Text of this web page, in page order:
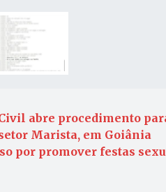
abre procedimento
Marista, em Goiânia
por promover festas